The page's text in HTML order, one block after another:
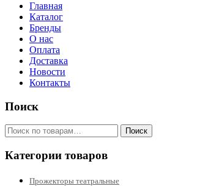
Главная
Каталог
Бренды
О нас
Оплата
Доставка
Новости
Контакты
Поиск
Искать: Поиск
Категории товаров
Прожекторы театральные